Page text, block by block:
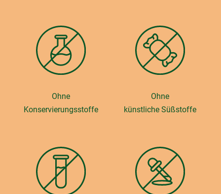
Ohne
Konservierungsstoffe
Ohne
künstliche Süßstoffe